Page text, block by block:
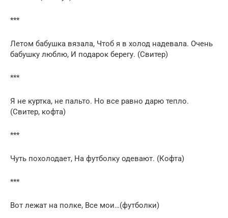
***
Летом бабушка вязала, Чтоб я в холод надевала. Очень
бабушку люблю, И подарок берегу. (Свитер)
***
Я не куртка, не пальто. Но все равно дарю тепло.
(Свитер, кофта)
***
Чуть похолодает, На футболку одевают. (Кофта)
***
Вот лежат на полке, Все мои…(футболки)